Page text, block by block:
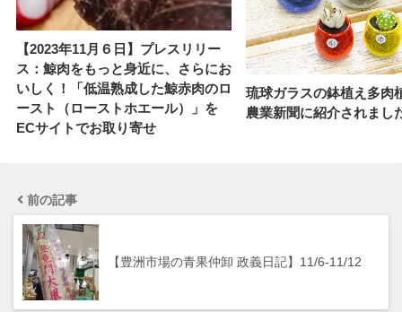
【2023年11月６日】プレスリリー
ス：鯨肉をもっと身近に、さらにお
いしく！「低温熟成した鯨赤肉のロ
ースト（ローストホエール）」を
ECサイトでお取り寄せ
琉球ガラスの鉢植え多肉
農業新聞に紹介されまし
前の記事
【豊洲市場の青果仲卸 政義日記】11/6-11/12